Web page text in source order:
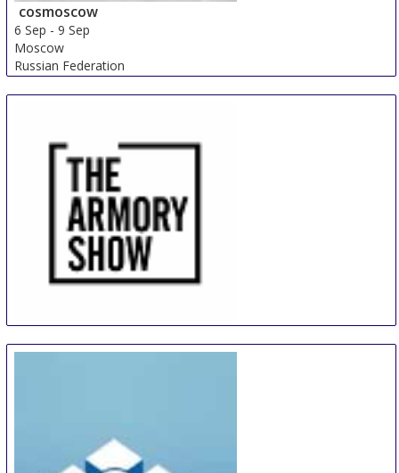
cosmoscow
6 Sep -9 Sep
Moscow
Russian Federation
9 Sep-12 Sep